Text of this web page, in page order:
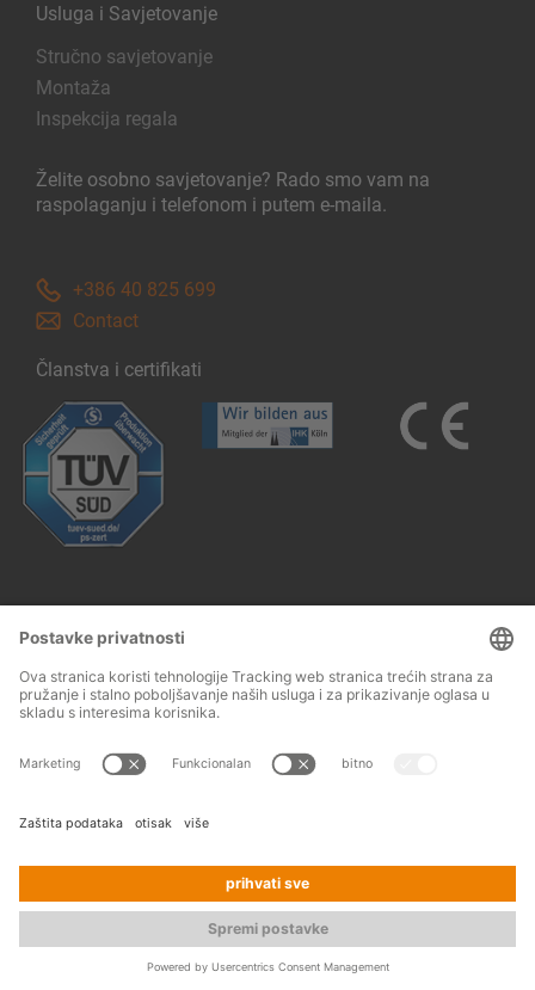
Usluga i Savjetovanje
Stručno savjetovanje
Montaža
Inspekcija regala
Želite osobno savjetovanje? Rado smo vam na
raspolaganju i telefonom i putem e-maila.
+386 40 825 699
Contact
Članstva i certifikati
Terms and conditions of assembly
Zaštita podataka
Kontakt
Tisak
OHRA